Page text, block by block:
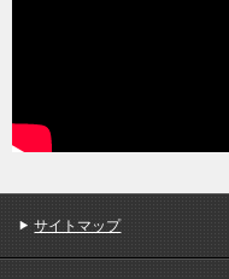
サイトマップ